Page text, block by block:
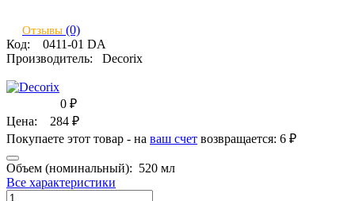
Отзывы (0)
Код: 0411-01 DA
Производитель: Decorix
0 ₽
Цена: 284 ₽
Покупаете этот товар - на ваш счет возвращается: 6 ₽
Объем (номинальный): 520 мл
Все характеристики